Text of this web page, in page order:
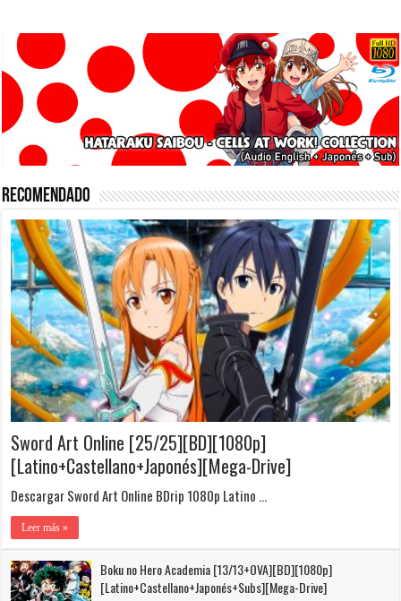
Recomendado
Sword Art Online [25/25][BD][1080p]
[Latino+Castellano+Japonés][Mega-Drive]
Descargar Sword Art Online BDrip 1080p Latino …
Leer más »
Boku no Hero Academia [13/13+OVA][BD][1080p]
[Latino+Castellano+Japonés+Subs][Mega-Drive]